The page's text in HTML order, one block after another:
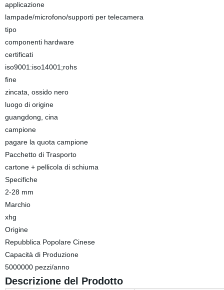
applicazione
lampade/microfono/supporti per telecamera
tipo
componenti hardware
certificati
iso9001:iso14001;rohs
fine
zincata, ossido nero
luogo di origine
guangdong, cina
campione
pagare la quota campione
Pacchetto di Trasporto
cartone + pellicola di schiuma
Specifiche
2-28 mm
Marchio
xhg
Origine
Repubblica Popolare Cinese
Capacità di Produzione
5000000 pezzi/anno
Descrizione del Prodotto